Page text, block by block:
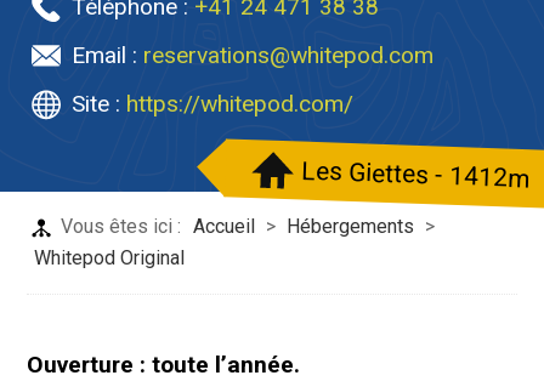
Téléphone : +41 24 471 38 38
Email : reservations@whitepod.com
Site : https://whitepod.com/
Les Giettes - 1412m
Vous êtes ici : Accueil > Hébergements >
Whitepod Original
Ouverture : toute l’année.